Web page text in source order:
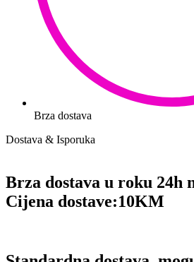
Brza dostava
Dostava & Isporuka
Brza dostava u roku 24h
Cijena dostave:10KM